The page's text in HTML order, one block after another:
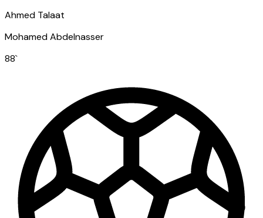
Ahmed Talaat
Mohamed Abdelnasser
88`